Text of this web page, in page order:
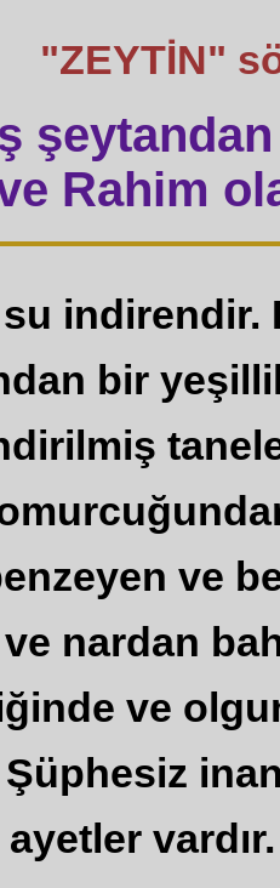
"ZEYTİN"
şeytandan
Rahim
bir
ve
nardan
ve
Şüphesiz